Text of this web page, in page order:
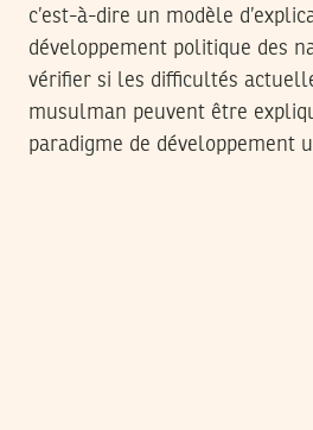
c’est-à-dire un modèle
développement politique des
vérifier si les difficultés
musulman peuvent être
paradigme de développement